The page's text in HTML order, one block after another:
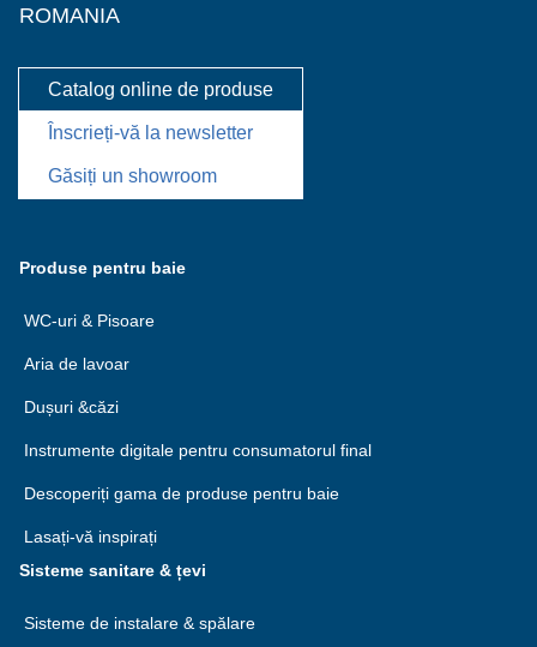
ROMANIA
Catalog online de produse
Înscrieți-vă la newsletter
Găsiți un showroom
Produse pentru baie
WC-uri & Pisoare
Aria de lavoar
Dușuri &căzi
Instrumente digitale pentru consumatorul final
Descoperiți gama de produse pentru baie
Lasați-vă inspirați
Sisteme sanitare & țevi
Sisteme de instalare & spălare